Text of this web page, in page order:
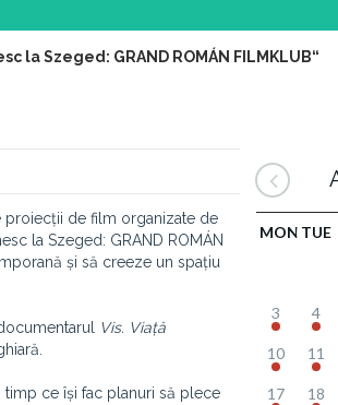
Szeged: GRAND ROMÁN FILMKLUB“
proiecții de film organizate de
la Szeged: GRAND ROMÁN
și să creeze un spațiu
Vis. Viață
ce își fac planuri să plece
MON TUE
3 4
10 11
17 18